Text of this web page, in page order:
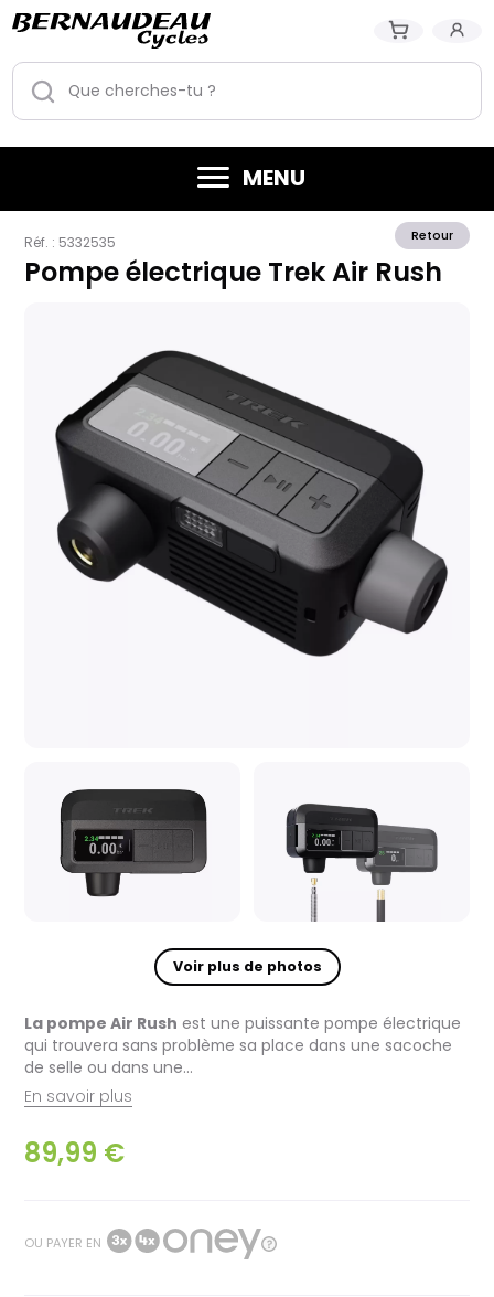
MENU
Retour
Réf. : 5332535
Pompe électrique Trek Air Rush
Voir plus de photos
La pompe Air Rush est une puissante pompe électrique
qui trouvera sans problème sa place dans une sacoche
de selle ou dans une...
En savoir plus
89,99 €
OU PAYER EN